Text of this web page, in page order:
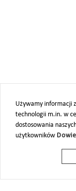
Używamy informacji
technologii m.in. w
dostosowania
użytkowników